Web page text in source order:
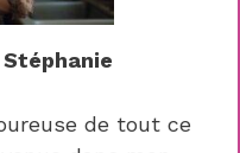
de tout ce